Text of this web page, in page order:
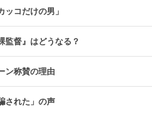
ッコだけの男」
監督』はどうなる？
ン称賛の理由
された」の声